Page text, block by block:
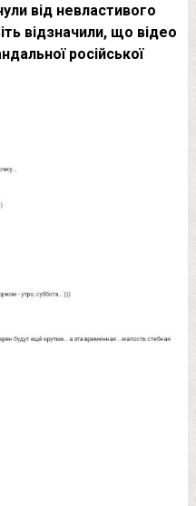
від невластивого
відзначили, що відео
російської